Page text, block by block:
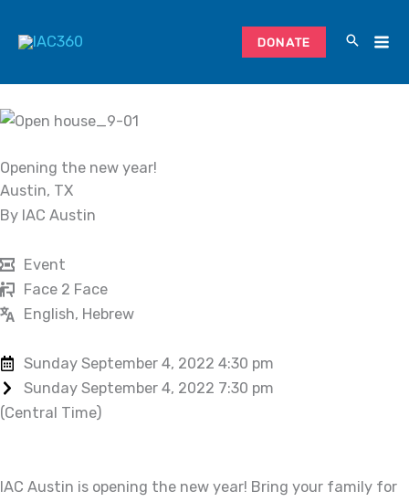
DONATE
Opening the new year!
Austin, TX
By IAC Austin
Event
Face 2 Face
English, Hebrew
Sunday September 4, 2022 4:30 pm
Sunday September 4, 2022 7:30 pm
(Central Time)
IAC Austin is opening the new year! Bring your family for